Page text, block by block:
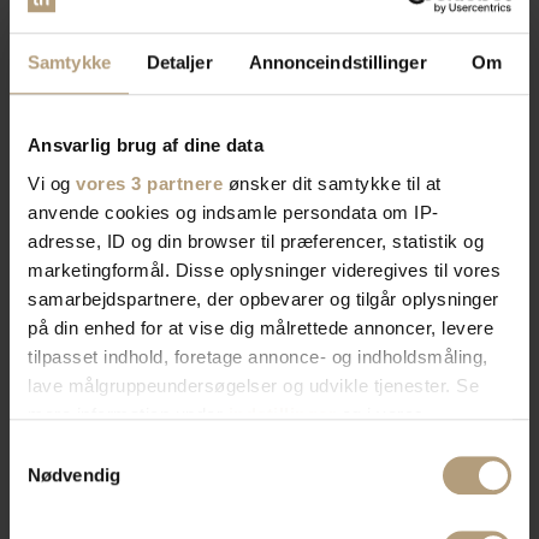
Samtykke Detaljer Annonceindstillinger Om
Ansvarlig brug af dine data
Vi og vores 3 partnere ønsker dit samtykke til at
anvende cookies og indsamle persondata om IP-
adresse, ID og din browser til præferencer, statistik og
marketingformål. Disse oplysninger videregives til vores
samarbejdspartnere, der opbevarer og tilgår oplysninger
på din enhed for at vise dig målrettede annoncer, levere
tilpasset indhold, foretage annonce- og indholdsmåling,
lave målgruppeundersøgelser og udvikle tjenester. Se
tilbage eller ændre indstillinger fra vores
"Cookiedeklaration", eller ved at trykke på "Privacy
Nødvendig